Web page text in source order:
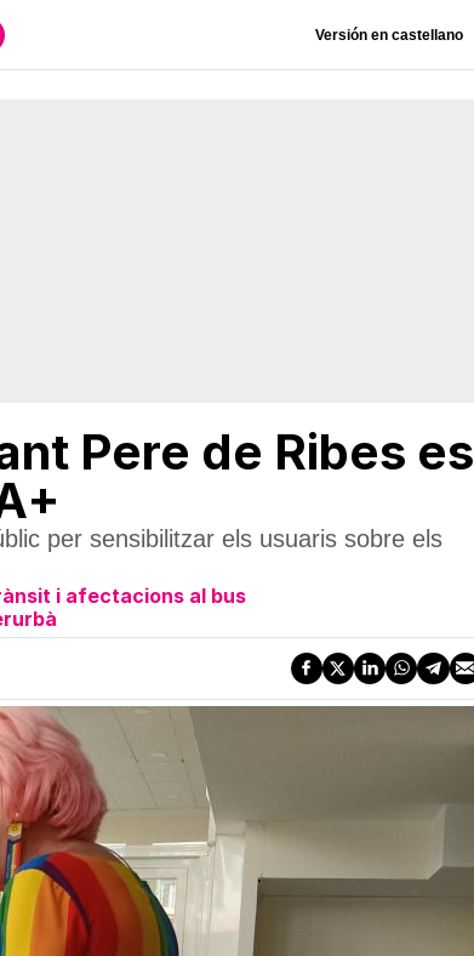
Versión en castellano
Pere de Ribes es
per sensibilitzar els usuaris sobre els
i afectacions al bus